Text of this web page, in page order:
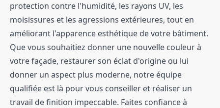
protection contre l'humidité, les rayons UV, les
moisissures et les agressions extérieures, tout en
améliorant l'apparence esthétique de votre bâtiment.
Que vous souhaitiez donner une nouvelle couleur à
votre façade, restaurer son éclat d'origine ou lui
donner un aspect plus moderne, notre équipe
qualifiée est là pour vous conseiller et réaliser un
travail de finition impeccable. Faites confiance à